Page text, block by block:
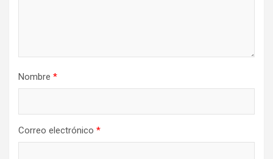
Nombre *
Correo electrónico *